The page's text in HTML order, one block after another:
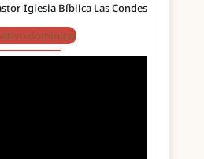
Iglesia Bíblica Las Condes
dominical